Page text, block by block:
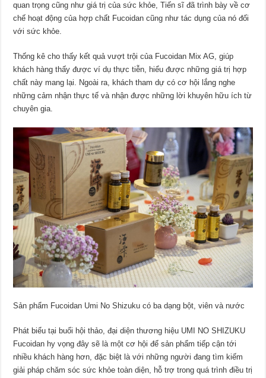
quan trọng cũng như giá trị của sức khỏe, Tiến sĩ đã trình bày về cơ
chế hoạt động của hợp chất Fucoidan cũng như tác dụng của nó đối
với sức khỏe.
Thống kê cho thấy kết quả vượt trội của Fucoidan Mix AG, giúp
khách hàng thấy được ví dụ thực tiễn, hiểu được những giá trị hợp
chất này mang lại. Ngoài ra, khách tham dự có cơ hội lắng nghe
những cảm nhận thực tế và nhận được những lời khuyên hữu ích từ
chuyên gia.
Sản phẩm Fucoidan Umi No Shizuku có ba dạng bột, viên và nước
Phát biểu tại buổi hội thảo, đại diện thương hiệu UMI NO SHIZUKU
Fucoidan hy vọng đây sẽ là một cơ hội để sản phẩm tiếp cận tới
nhiều khách hàng hơn, đặc biệt là với những người đang tìm kiếm
giải pháp chăm sóc sức khỏe toàn diện, hỗ trợ trong quá trình điều trị